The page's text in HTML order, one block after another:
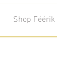
Shop Féérik